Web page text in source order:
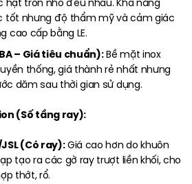
hạt tròn nhỏ đều nhau. Khả năng
tốt nhưng độ thẩm mỹ và cảm giác
cao cấp bằng LE.
– Giá tiêu chuẩn):Bề mặt inox
thống, giá thành rẻ nhất nhưng
dăm sau thời gian sử dụng.
(Số tầng ray):
(Có ray):Giá cao hơn do khuôn
tạo ra các gờ ray trượt liền khối, cho
thớt, rổ.